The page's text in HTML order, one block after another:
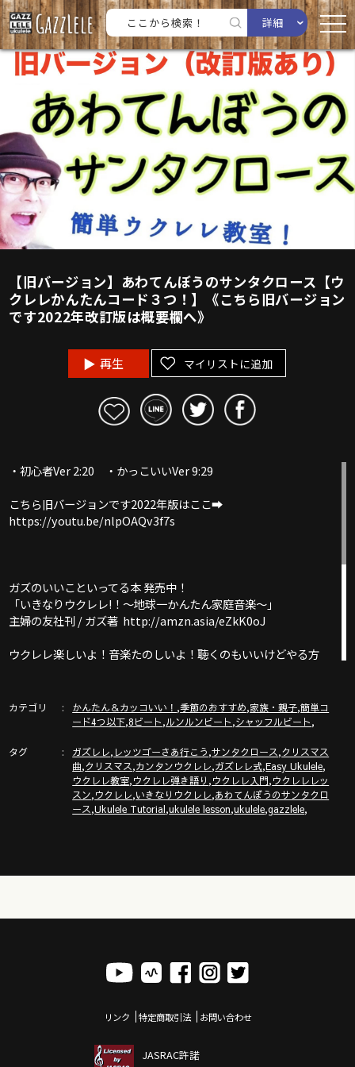
詳細
【旧バージョン】あわてんぼうのサンタクロース【ウ
クレレかんたんコード３つ！】《こちら旧バージョン
です2022年改訂版は概要欄へ》
再生 マイリストに追加
・初心者Ver 2:20 ・かっこいいVer 9:29
こちら旧バージョンです2022年版はここ➡︎
https://youtu.be/nlpOAQv3f7s
ガズのいいこといってる本 発売中！
「いきなりウクレレ!！〜地球一かんたん家庭音楽〜」
主婦の友社刊 / ガズ著 http://amzn.asia/eZkK0oJ
ウクレレ楽しいよ！音楽たのしいよ！聴くのもいいけどやる方
初心者ウクレレ教室ガズレレ
http://www.gazzlele.com/youtube
カテゴリ かんたん＆カッコいい！ ,季節のおすすめ,家族・親子,簡単コ
ード4つ以下,8ビート,ルンルンビート,シャッフルビート,
タグ ガズレレ, レッツゴーさあ行こう,サンタクロース,クリスマス
曲,クリスマス,カンタンウクレレ,ガズレレ式,Easy Ukulele,
ウクレレ教室,ウクレレ弾き語り ,ウクレレ入門,ウクレレレッ
スン,ウクレレ,いきなりウクレレ,あわてんぼうのサンタクロ
ース,Ukulele Tutorial,ukulele lesson,ukulele,gazzlele,
リンク 特定商取引法 お問い合わせ
JASRAC許諾